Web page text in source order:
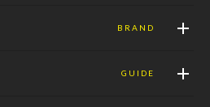
BRAND
GUIDE